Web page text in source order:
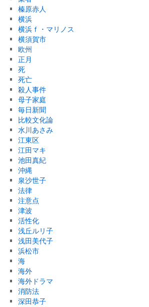
榛原赤人
横浜
横浜ｆ・マリノス
横須賀市
欧州
正月
死
死亡
殺人事件
母子家庭
毎日新聞
比較文化論
水川あさみ
江東区
江田マキ
池田真紀
沖縄
泉沙世子
法律
注意点
津波
活性化
浅丘ルリ子
浅田美代子
浜松市
海
海外
海外ドラマ
消防法
深田恭子